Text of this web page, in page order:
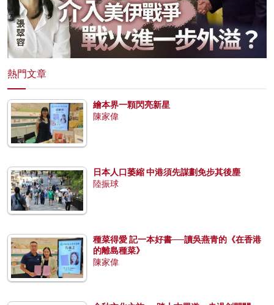
熱門文章
繪本界一顆閃亮新星
陳家偉
日本人口萎縮 中港須先謀劃免步其後塵
陸振球
種菜得愛 記一本好書──讀吳燕青的《在香港
的離島種菜》
陳家偉